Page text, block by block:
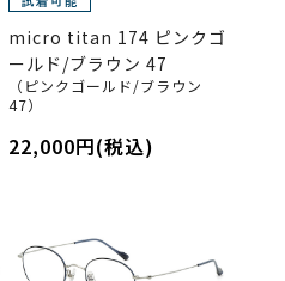
micro titan 174 ピンクゴ
ールド/ブラウン 47
（ピンクゴールド/ブラウン
47）
22,000円(税込)